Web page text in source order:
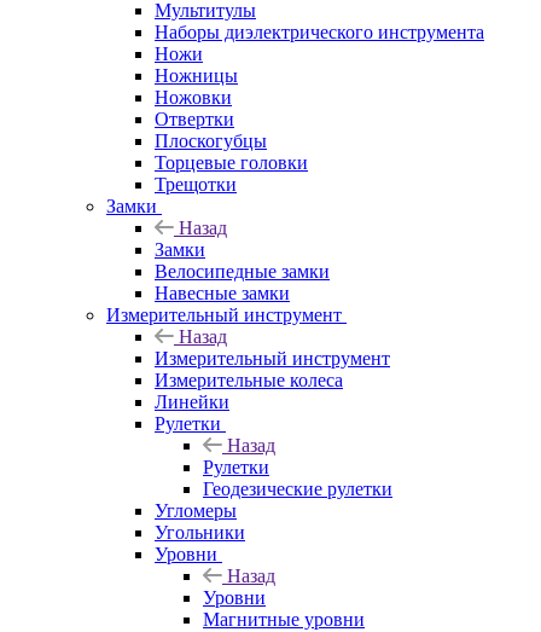
Мультитулы
Наборы диэлектрического инструмента
Ножи
Ножницы
Ножовки
Отвертки
Плоскогубцы
Торцевые головки
Трещотки
Замки
Назад
Замки
Велосипедные замки
Навесные замки
Измерительный инструмент
Назад
Измерительный инструмент
Измерительные колеса
Линейки
Рулетки
Назад
Рулетки
Геодезические рулетки
Угломеры
Угольники
Уровни
Назад
Уровни
Магнитные уровни